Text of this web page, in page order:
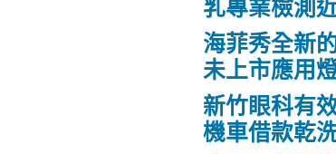
乳專業檢測
海菲秀全新
未上市應用
新竹眼科有
機車借款乾